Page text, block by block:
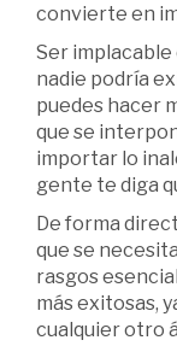
convierte en
Ser implacable
nadie podría
puedes hacer
que se
importar lo
gente te diga
De forma
que se
rasgos
más exitosas,
cualquier otro